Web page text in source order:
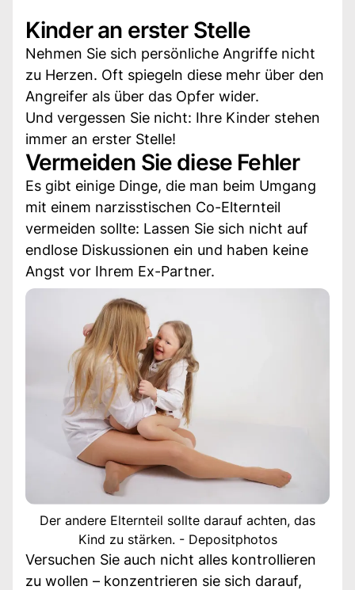
Kinder an erster Stelle
Nehmen Sie sich persönliche Angriffe nicht
zu Herzen. Oft spiegeln diese mehr über den
Angreifer als über das Opfer wider.
Und vergessen Sie nicht: Ihre Kinder stehen
immer an erster Stelle!
Vermeiden Sie diese Fehler
Es gibt einige Dinge, die man beim Umgang
mit einem narzisstischen Co-Elternteil
vermeiden sollte: Lassen Sie sich nicht auf
endlose Diskussionen ein und haben keine
Angst vor Ihrem Ex-Partner.
Der andere Elternteil sollte darauf achten, das
Kind zu stärken. - Depositphotos
Versuchen Sie auch nicht alles kontrollieren
zu wollen – konzentrieren sie sich darauf,